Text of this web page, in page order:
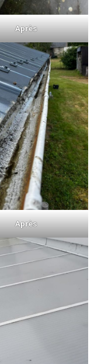
Après
Après